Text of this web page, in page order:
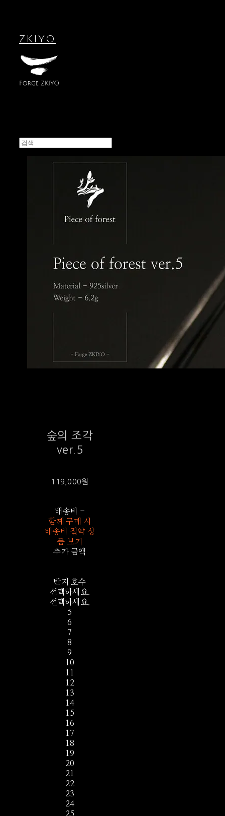
ZKIYO
숲의 조각
ver.5
119,000원
배송비 -
함께 구매 시
배송비 절약 상
품 보기
추가 금액
반지 호수
선택하세요.
선택하세요.
5
6
7
8
9
10
11
12
13
14
15
16
17
18
19
20
21
22
23
24
25